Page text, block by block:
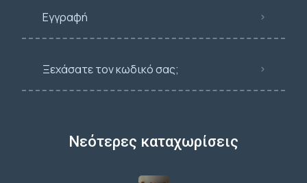
Εγγραφή
Ξεχάσατε τον κωδικό σας;
Νεότερες καταχωρίσεις